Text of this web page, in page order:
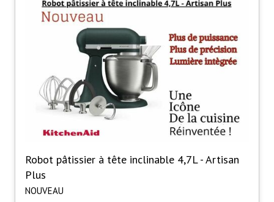
Robot pâtissier à tête inclinable 4,7L - Artisan
Plus
NOUVEAU